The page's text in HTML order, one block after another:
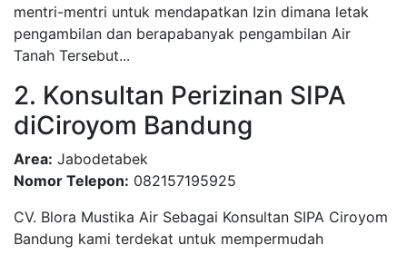
mentri-mentri untuk mendapatkan Izin dimana letak
pengambilan dan berapabanyak pengambilan Air
Tanah Tersebut...
2. Konsultan Perizinan SIPA
diCiroyom Bandung
Area: Jabodetabek
Nomor Telepon: 082157195925
CV. Blora Mustika Air Sebagai Konsultan SIPA Ciroyom
Bandung kami terdekat untuk mempermudah